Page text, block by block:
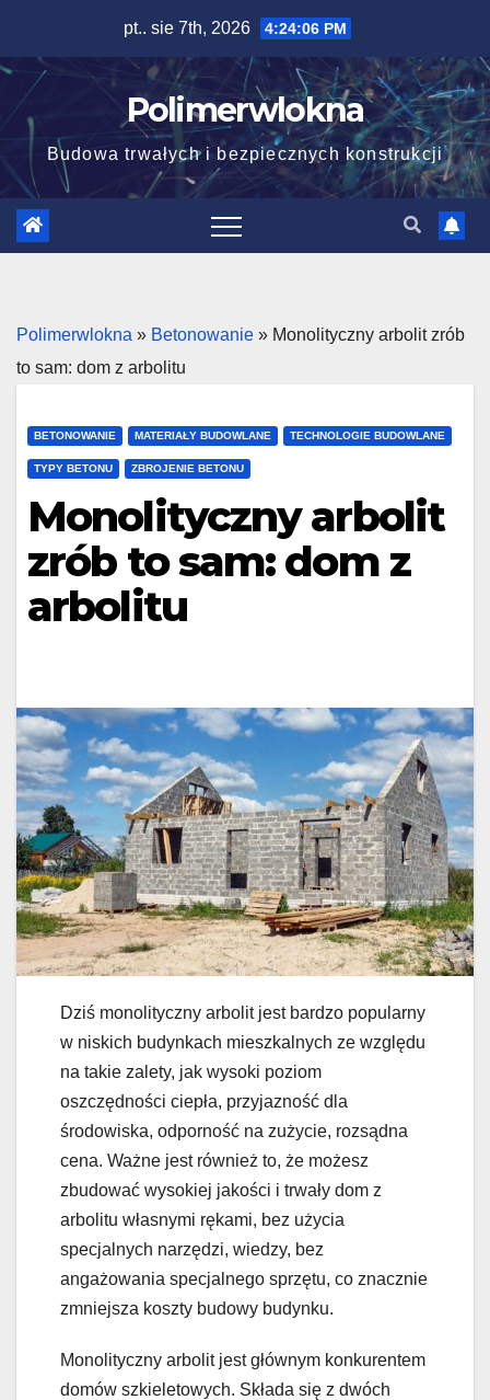
content
pt.. sie 7th, 2026 4:24:07 PM
Polimerwlokna
Budowa trwałych i bezpiecznych konstrukcji
Polimerwlokna » Betonowanie » Monolityczny arbolit zrób
to sam: dom z arbolitu
BETONOWANIE MATERIAŁY BUDOWLANE TECHNOLOGIE BUDOWLANE
TYPY BETONU ZBROJENIE BETONU
Monolityczny arbolit
zrób to sam: dom z
arbolitu
Dziś monolityczny arbolit jest bardzo popularny
w niskich budynkach mieszkalnych ze względu
na takie zalety, jak wysoki poziom
oszczędności ciepła, przyjazność dla
środowiska, odporność na zużycie, rozsądna
cena. Ważne jest również to, że możesz
zbudować wysokiej jakości i trwały dom z
arbolitu własnymi rękami, bez użycia
specjalnych narzędzi, wiedzy, bez
angażowania specjalnego sprzętu, co znacznie
zmniejsza koszty budowy budynku.
Monolityczny arbolit jest głównym konkurentem
domów szkieletowych. Składa się z dwóch